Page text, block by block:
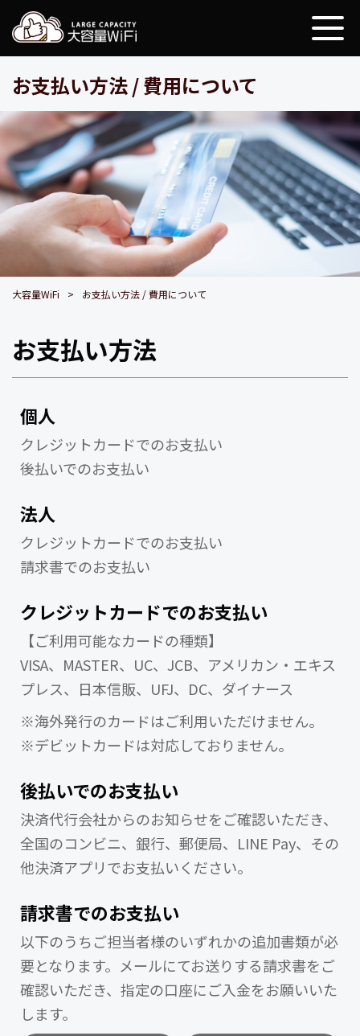
お支払い方法 / 費用について
大容量WiFi お支払い方法 / 費用について
お支払い方法
個人
クレジットカードでのお支払い
後払いでのお支払い
法人
クレジットカードでのお支払い
請求書でのお支払い
クレジットカードでのお支払い
【ご利用可能なカードの種類】
VISA、MASTER、UC、JCB、アメリカン・エキス
プレス、日本信販、UFJ、DC、ダイナース
※海外発行のカードはご利用いただけません。
※デビットカードは対応しておりません。
後払いでのお支払い
決済代行会社からのお知らせをご確認いただき、
全国のコンビニ、銀行、郵便局、LINE Pay、その
他決済アプリでお支払いください。
請求書でのお支払い
以下のうちご担当者様のいずれかの追加書類が必
要となります。メールにてお送りする請求書をご
確認いただき、指定の口座にご入金をお願いいた
します。